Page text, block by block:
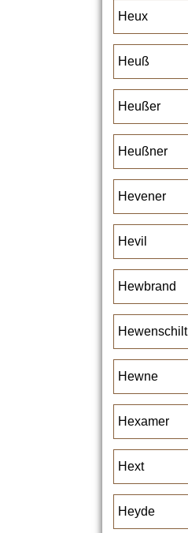
Heux
Heuß
Heußer
Heußner
Hevener
Hevil
Hewbrand
Hewenschilt
Hewne
Hexamer
Hext
Heyde